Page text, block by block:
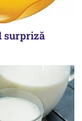
surpriză